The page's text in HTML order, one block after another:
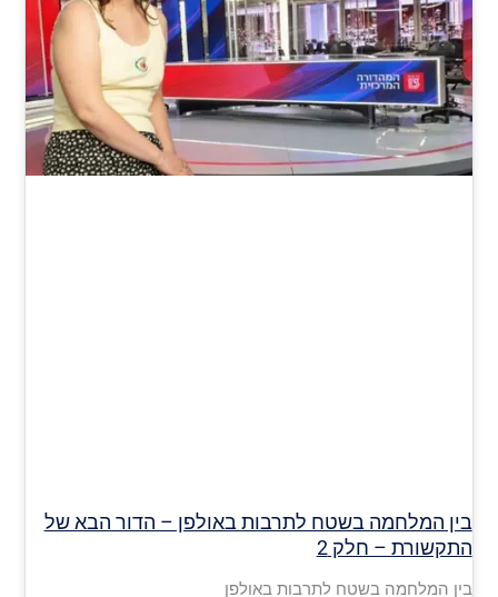
בין המלחמה בשטח לתרבות באולפן – הדור הבא של
התקשורת – חלק 2
בין המלחמה בשטח לתרבות באולפן